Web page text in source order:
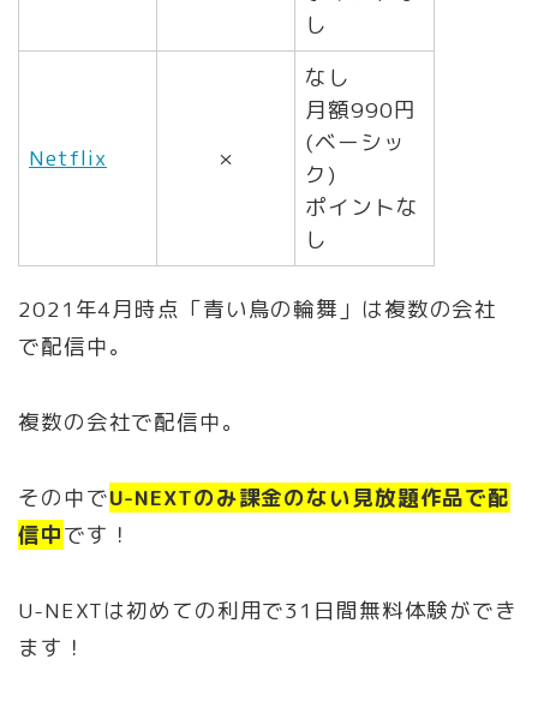
し
Netflix ×
なし
月額990円
(ベーシッ
ク)
ポイントな
し
2021年4月時点「青い鳥の輪舞」は複数の会社
で配信中。
複数の会社で配信中。
その中でU-NEXTのみ課金のない見放題作品で配
信中です！
U-NEXTは初めての利用で31日間無料体験ができ
ます！